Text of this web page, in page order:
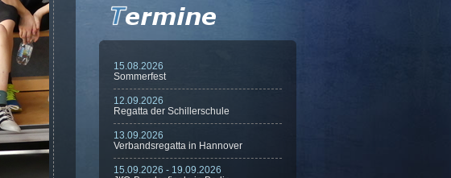
15.08.2026
Sommerfest
12.09.2026
Regatta der Schillerschule
13.09.2026
Verbandsregatta in Hannover
15.09.2026 - 19.09.2026